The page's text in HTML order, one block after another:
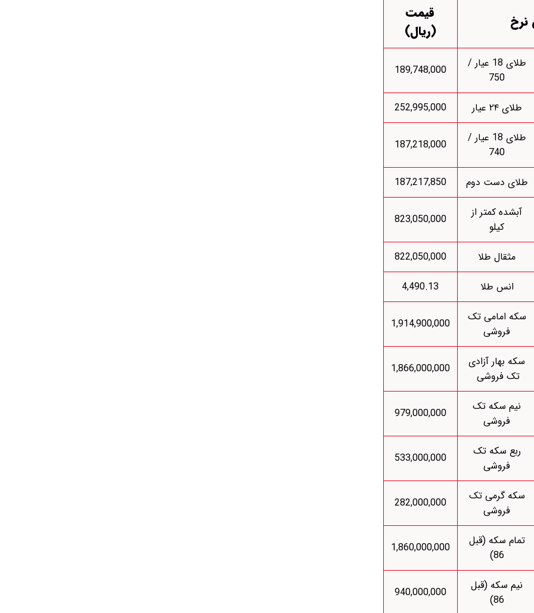
نرخ
قیمت
(ریال)
طلای 18 عیار /
750
189,748,000
طلای ۲۴ عیار
252,995,000
طلای 18 عیار /
740
187,218,000
طلای دست دوم
187,217,850
آبشده کمتر از
کیلو
823,050,000
مثقال طلا
822,050,000
انس طلا
4,490.13
سکه امامی تک
فروشی
1,914,900,000
سکه بهار آزادی
تک فروشی
1,866,000,000
نیم سکه تک
فروشی
979,000,000
ربع سکه تک
فروشی
533,000,000
سکه گرمی تک
فروشی
282,000,000
تمام سکه (قبل
86)
1,860,000,000
نیم سکه (قبل
86)
940,000,000